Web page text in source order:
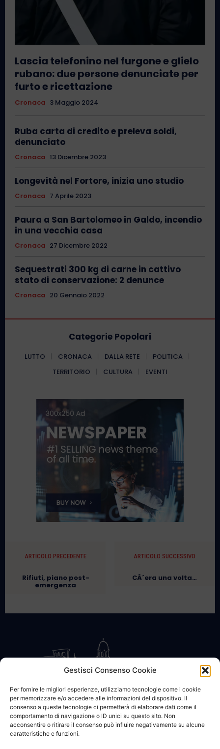
Gestisci Consenso Cookie
Per fornire le migliori esperienze, utilizziamo tecnologie come i cookie
per memorizzare e/o accedere alle informazioni del dispositivo. Il
consenso a queste tecnologie ci permetterà di elaborare dati come il
comportamento di navigazione o ID unici su questo sito. Non
acconsentire o ritirare il consenso può influire negativamente su alcune
caratteristiche e funzioni.
Lascia telefonino nel furgone e glielo
rubano: due persone denunciate per
furto e ricettazione
Cronaca 3 Maggio 2024
Ruba carta di credito e preleva soldi,
denunciato
Cronaca 13 Dicembre 2023
Longevità nel Fortore, inizia uno studio
Cronaca 7 Aprile 2023
Paura a San Bartolomeo in Galdo, incendio
in una vecchia casa
Cronaca 27 Dicembre 2022
Sequestrati 300 kg di carne in cattivo
stato di conservazione: 2 denunce
Cronaca 20 Gennaio 2022
Categorie Popolari
LUTTO CRONACA DALLA RETE
POLITICA
TERRITORIO
CULTURA EVENTI
ARTICOLO PRECEDENTE
Rifiuti, piano post-
emergenza
ARTICOLO SUCCESSIVO
CÂ´era una volta…
CONTATTACI COOKIE POLICY PRIVACY